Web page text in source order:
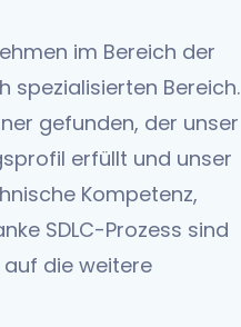
im Bereich der
spezialisierten Bereich.
gefunden, der unser
erfüllt und unser
Kompetenz,
SDLC-Prozess sind
die weitere